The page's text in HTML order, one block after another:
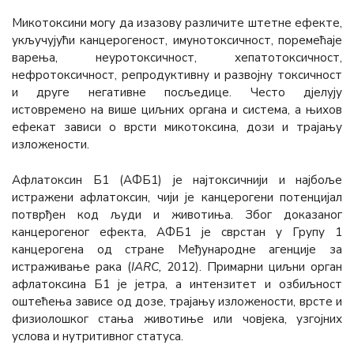
Микотоксини могу да изазову различите штетне ефекте,
укључујући канцерогеност, имунотоксичност, поремећаје
варења, неуротоксичност, хепатотоксичност,
нефротоксичност, репродуктивну и развојну токсичност
и друге негативне посљедице. Често дјелују
истовремено на више циљних органа и система, а њихов
ефекат зависи о врсти микотоксина, дози и трајању
изложености.
Афлатоксин Б1 (АФБ1) је најтоксичнији и најбоље
истражени афлатоксин, чији је канцерогени потенцијал
потврђен код људи и животиња. Због доказаног
канцерогеног ефекта, АФБ1 је сврстан у Групу 1
канцерогена од стране Међународне агенције за
истраживање рака (IARC, 2012). Примарни циљни орган
афлатоксина Б1 је јетра, а интензитет и озбиљност
оштећења зависе од дозе, трајању изложености, врсте и
физиолошког стања животиње или човјека, узгојних
услова и нутритивног статуса.